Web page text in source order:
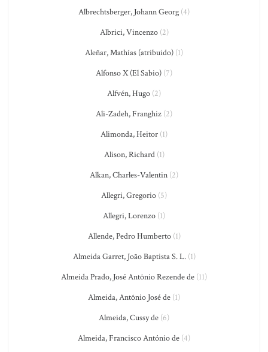
Albrechtsberger, Johann Georg (4)
Albrici, Vincenzo(2)
Aleñar, Mathías (atribuido) (1)
Alfonso X (El Sabio) (7)
Alfvén, Hugo (2)
Ali-Zadeh, Franghiz (2)
Alimonda, Heitor (1)
Alison, Richard(1)
Alkan, Charles-Valentin (2)
Allegri, Gregorio (5)
Allegri, Lorenzo (1)
Allende, Pedro Humberto(1)
Almeida Garret, João Baptista S. L.(1)
Almeida Prado, José Antônio Rezende de (11)
Almeida, Antônio José de (1)
Almeida, Cussy de (6)
Almeida, Francisco António de (4)